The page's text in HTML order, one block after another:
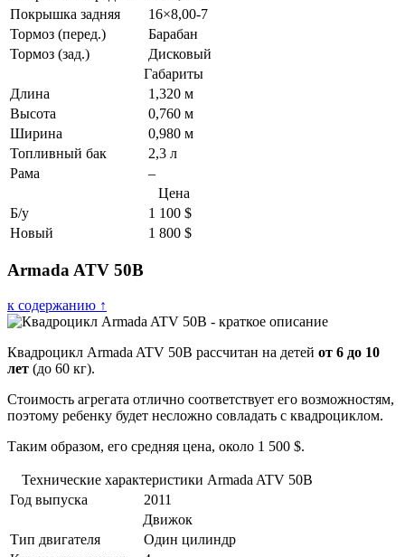
Покрышка задняя
16×8,00-7
Тормоз (перед.)
Барабан
Тормоз (зад.)
Дисковый
Габариты
Длина
1,320 м
Высота
0,760 м
Ширина
0,980 м
Топливный бак
2,3 л
Рама
–
Цена
Б/у
1 100 $
Новый
1 800 $
Armada ATV 50B
к содержанию ↑
Квадроцикл Armada ATV 50B рассчитан на детей от 6 до 10
лет (до 60 кг).
Стоимость агрегата отлично соответствует его возможностям,
поэтому ребенку будет несложно совладать с квадроциклом.
Таким образом, его средняя цена, около 1 500 $.
Технические характеристики Armada ATV 50B
Год выпуска
2011
Движок
Тип двигателя
Один цилиндр